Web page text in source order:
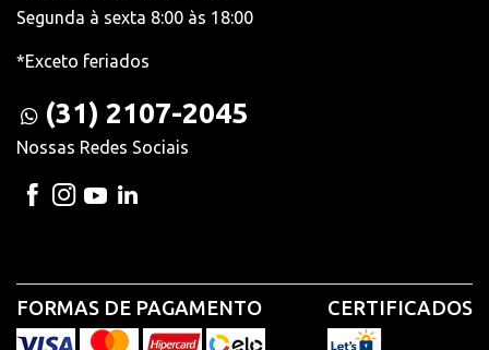
Segunda à sexta 8:00 às 18:00
*Exceto feriados
(31) 2107-2045
Nossas Redes Sociais
FORMAS DE PAGAMENTO CERTIFICADOS